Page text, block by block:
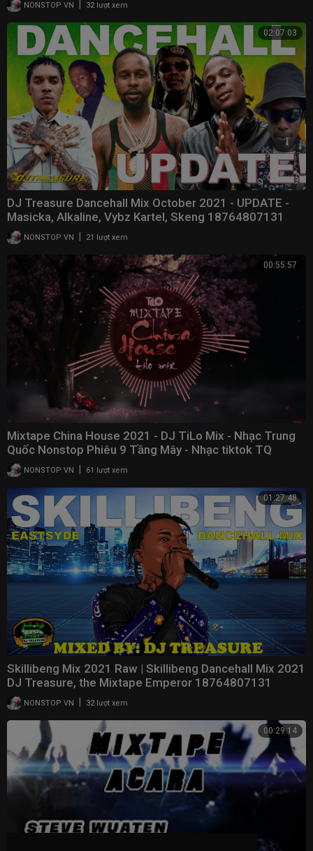
NONSTOP VN | 32 lượt xem
02:07:03
DJ Treasure Dancehall Mix October 2021 - UPDATE -
Masicka, Alkaline, Vybz Kartel, Skeng 18764807131
NONSTOP VN 21 lượt xem
00:55:57
Mixtape China House 2021 - DJ TiLo Mix - Nhạc Trung
Quốc Nonstop Phiêu 9 Tầng Mây - Nhạc tiktok TQ
NONSTOP VN 61 lượt xem
01:27:48
Skillibeng Mix 2021 Raw | Skillibeng Dancehall Mix 2021
DJ Treasure, the Mixtape Emperor 18764807131
NONSTOP VN 32 lượt xem
00:29:14